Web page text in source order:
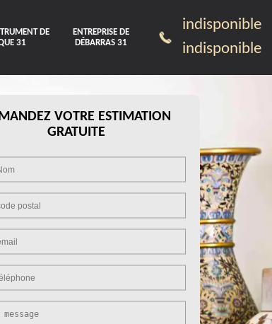
DE
31
ENTREPRISE DE
DÉBARRAS 31
indisponible
indisponible
VOTRE ESTIMATION
GRATUITE